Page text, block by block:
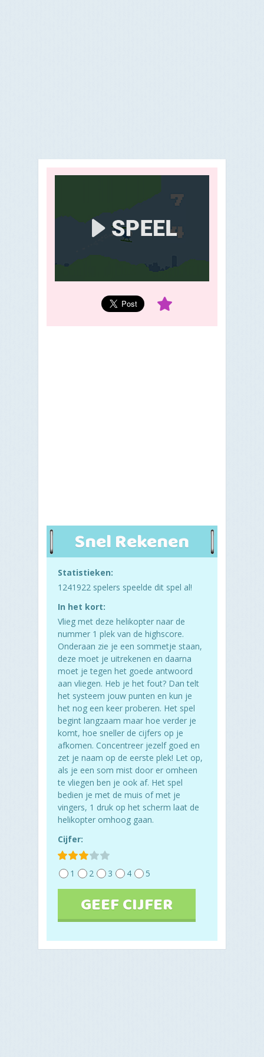
Snel Rekenen
Statistieken:
1241922 spelers speelde dit spel al!
In het kort:
Vlieg met deze helikopter naar de
nummer 1 plek van de highscore.
Onderaan zie je een sommetje staan,
deze moet je uitrekenen en daarna
moet je tegen het goede antwoord
aan vliegen. Heb je het fout? Dan telt
het systeem jouw punten en kun je
het nog een keer proberen. Het spel
begint langzaam maar hoe verder je
komt, hoe sneller de cijfers op je
afkomen. Concentreer jezelf goed en
zet je naam op de eerste plek! Let op,
als je een som mist door er omheen
te vliegen ben je ook af. Het spel
bedien je met de muis of met je
vingers, 1 druk op het scherm laat de
helikopter omhoog gaan.
Cijfer:
1 2 3 4 5